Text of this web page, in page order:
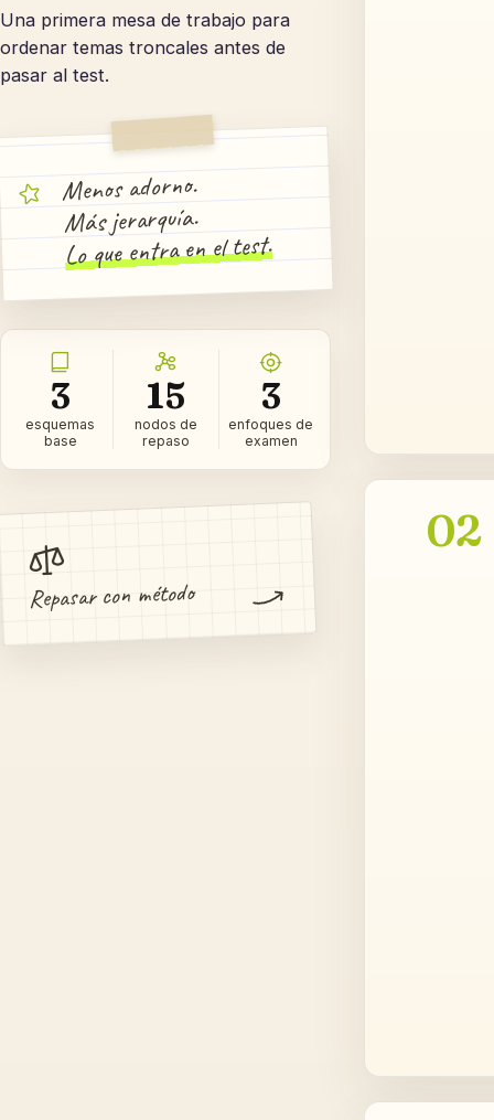
Una primera mesa de trabajo para
ordenar temas troncales antes de
pasar al test.
Menos adorno.
Más jerarquía.
Lo que entra en el test.
3
esquemas
base
15
nodos de
repaso
3
enfoques de
examen
Repasar con método
02